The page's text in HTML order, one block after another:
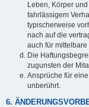
Leben, Körper
fahrlässigem
typischerweise
nach auf die
auch für
Die
zugunsten der
Ansprüche für
unberührt.
6.